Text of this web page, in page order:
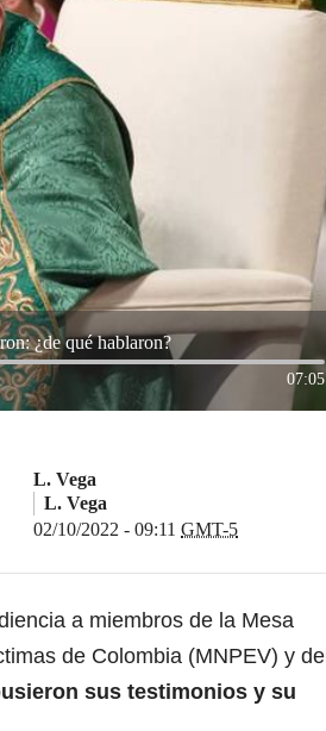
¿de qué hablaron?
07:05
L. Vega
L. Vega
02/10/2022 - 09:11 GMT-5
a miembros de la Mesa
de Colombia (MNPEV) y del
sus testimonios y su